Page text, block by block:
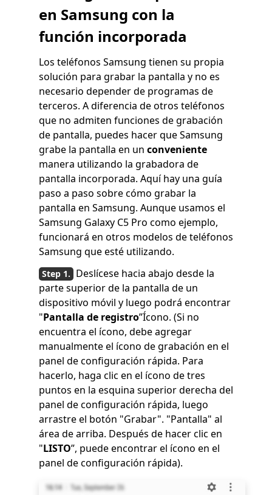
en Samsung con la
función incorporada
Los teléfonos Samsung tienen su propia
solución para grabar la pantalla y no es
necesario depender de programas de
terceros. A diferencia de otros teléfonos
que no admiten funciones de grabación
de pantalla, puedes hacer que Samsung
grabe la pantalla en un conveniente
manera utilizando la grabadora de
pantalla incorporada. Aquí hay una guía
paso a paso sobre cómo grabar la
pantalla en Samsung. Aunque usamos el
Samsung Galaxy C5 Pro como ejemplo,
funcionará en otros modelos de teléfonos
Samsung que esté utilizando.
Deslícese hacia abajo desde la
parte superior de la pantalla de un
dispositivo móvil y luego podrá encontrar
"Pantalla de registro”Ícono. (Si no
encuentra el ícono, debe agregar
manualmente el ícono de grabación en el
panel de configuración rápida. Para
hacerlo, haga clic en el ícono de tres
puntos en la esquina superior derecha del
panel de configuración rápida, luego
arrastre el botón "Grabar". "Pantalla" al
área de arriba. Después de hacer clic en
"LISTO”, puede encontrar el ícono en el
panel de configuración rápida).